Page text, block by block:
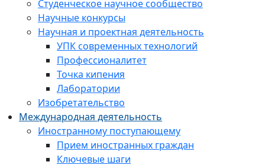
Студенческое научное сообщество
Научные конкурсы
Научная и проектная деятельность
УПК современных технологий
Профессионалитет
Точка кипения
Лаборатории
Изобретательство
Международная деятельность
Иностранному поступающему
Прием иностранных граждан
Ключевые шаги